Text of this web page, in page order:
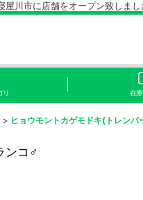
店舗をオープン致しました
リ 在
> ヒョウモントカゲモドキ(トレンパ
ンコ♂